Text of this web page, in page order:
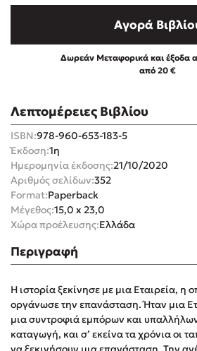
Mel Robbins
Δημοφιλείς Συγγραφείς
Παύλος Καστανάς
Στέφανος Ξενάκης
Sebastian Fitzek
Freida McFadden
Λεπτομέρειες Βιβλίου
ISBN:978-960-653-183-5
Έκδοση:1η
Ημερομηνία έκδοσης:21/10/2020
Αριθμός σελίδων:352
Format:Paperback
Μέγεθος:15,0 x 23,0
Χώρα προέλευσης:Ελλάδα
Αγορά
Δωρεάν Μεταφορικά και έξοδα
από 20 €
Περιγραφή
Η ιστορία ξεκίνησε με μια Εταιρεία, η
οργάνωσε την επανάσταση. Ήταν μια
μια συντροφιά εμπόρων και
καταγωγή, και σ’ εκείνα τα χρόνια οι